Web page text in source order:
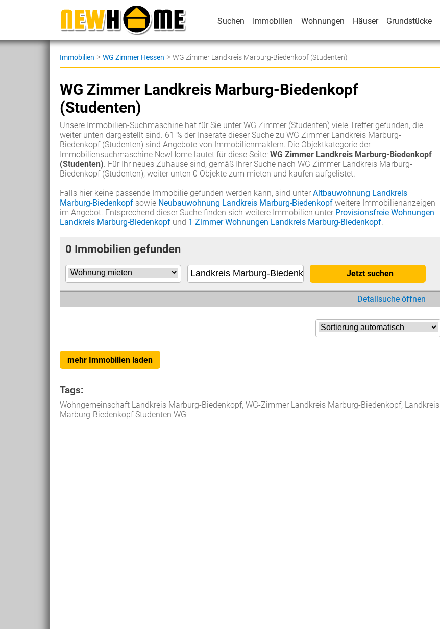
Suchen Immobilien Wohnungen Häuser Grundstücke
Immobilien > WG Zimmer Hessen > WG Zimmer Landkreis Marburg-Biedenkopf (Studenten)
WG Zimmer Landkreis Marburg-Biedenkopf
(Studenten)
Unsere Immobilien-Suchmaschine hat für Sie unter WG Zimmer (Studenten) viele Treffer gefunden, die
weiter unten dargestellt sind. 61 % der Inserate dieser Suche zu WG Zimmer Landkreis Marburg-
Biedenkopf (Studenten) sind Angebote von Immobilienmaklern. Die Objektkategorie der
Immobiliensuchmaschine NewHome lautet für diese Seite: WG Zimmer Landkreis Marburg-Biedenkopf
(Studenten). Für Ihr neues Zuhause sind, gemäß Ihrer Suche nach WG Zimmer Landkreis Marburg-
Biedenkopf (Studenten), weiter unten 0 Objekte zum mieten und kaufen aufgelistet.
Falls hier keine passende Immobilie gefunden werden kann, sind unter Altbauwohnung Landkreis
Marburg-Biedenkopf sowie Neubauwohnung Landkreis Marburg-Biedenkopf weitere Immobilienanzeigen
im Angebot. Entsprechend dieser Suche finden sich weitere Immobilien unter Provisionsfreie Wohnungen
Landkreis Marburg-Biedenkopf und 1 Zimmer Wohnungen Landkreis Marburg-Biedenkopf.
0 Immobilien gefunden
Jetzt suchen
Detailsuche öffnen
mehr Immobilien laden
Tags:
Wohngemeinschaft Landkreis Marburg-Biedenkopf, WG-Zimmer Landkreis Marburg-Biedenkopf, Landkreis
Marburg-Biedenkopf Studenten WG